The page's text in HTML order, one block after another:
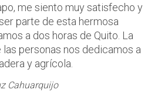
me siento muy satisfecho y
parte de esta hermosa
a dos horas de Quito. La
las personas nos dedicamos a
y agrícola.
Cahuarquijo